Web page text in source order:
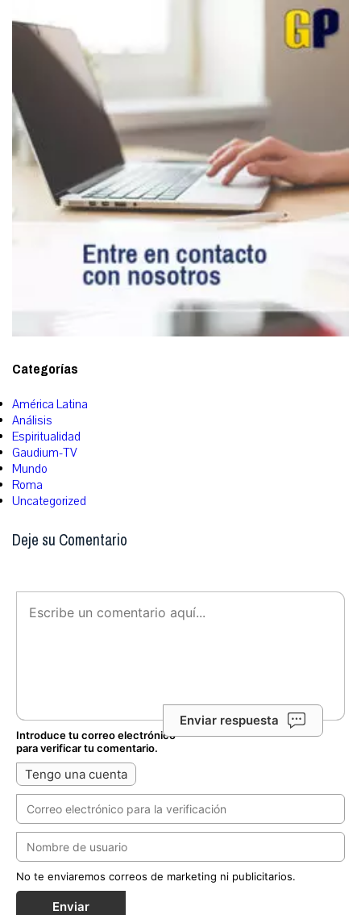
Categorías
América Latina
Análisis
Espiritualidad
Gaudium-TV
Mundo
Roma
Uncategorized
Deje su Comentario
Enviar respuesta
Introduce tu correo electrónico
para verificar tu comentario.
Tengo una cuenta
No te enviaremos correos de marketing ni publicitarios.
Enviar